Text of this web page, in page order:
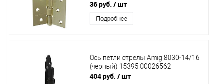
36 руб. / шт
Подробнее
Ось петли стрелы Amig 8030-14/16
(черный) 15395 00026562
404 руб. / шт